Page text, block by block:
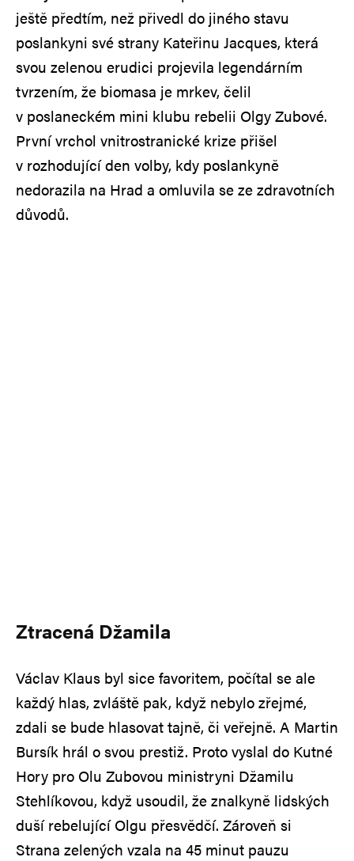
ještě předtím, než přivedl do jiného stavu
poslankyni své strany Kateřinu Jacques, která
svou zelenou erudici projevila legendárním
tvrzením, že biomasa je mrkev, čelil
v poslaneckém mini klubu rebelii Olgy Zubové.
První vrchol vnitrostranické krize přišel
v rozhodující den volby, kdy poslankyně
nedorazila na Hrad a omluvila se ze zdravotních
důvodů.
Ztracená Džamila
Václav Klaus byl sice favoritem, počítal se ale
každý hlas, zvláště pak, když nebylo zřejmé,
zdali se bude hlasovat tajně, či veřejně. A Martin
Bursík hrál o svou prestiž. Proto vyslal do Kutné
Hory pro Olu Zubovou ministryni Džamilu
Stehlíkovou, když usoudil, že znalkyně lidských
duší rebelující Olgu přesvědčí. Zároveň si
Strana zelených vzala na 45 minut pauzu